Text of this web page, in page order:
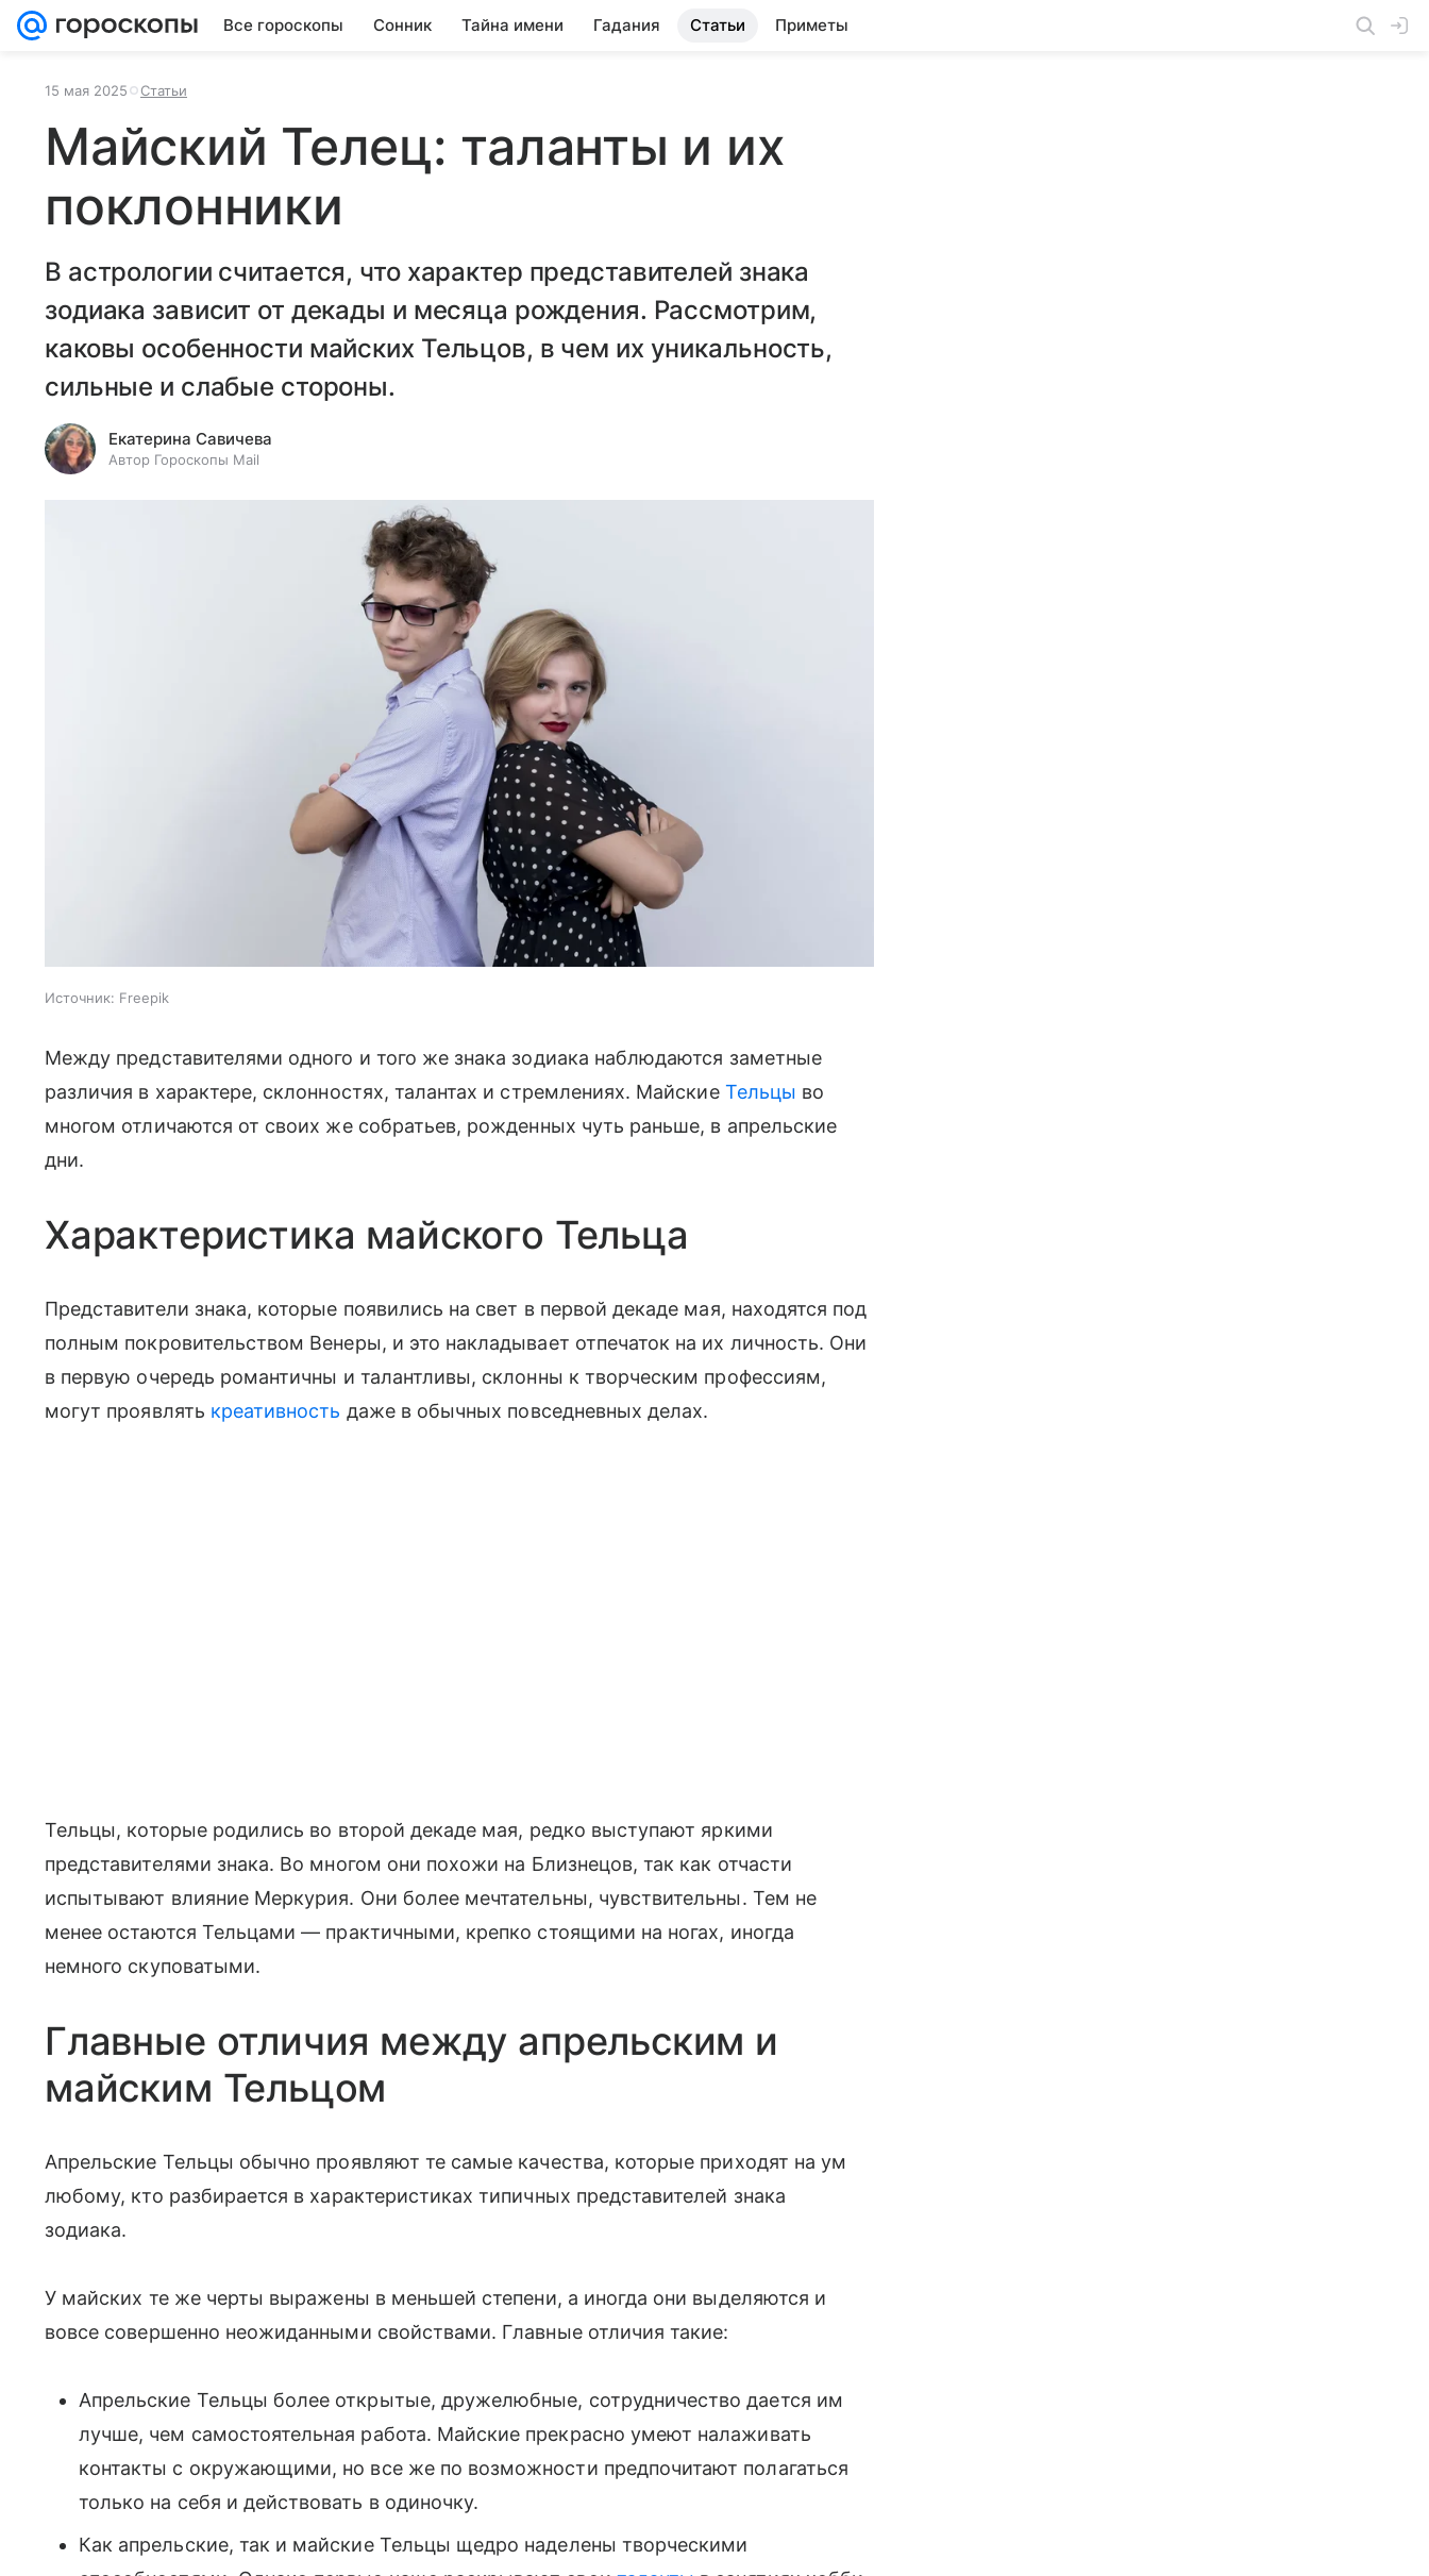
Все гороскопы Сонник Тайна имени Гадания Статьи Приметы
15 мая 2025 Статьи
Майский Телец: таланты и их
поклонники
В астрологии считается, что характер представителей знака
зодиака зависит от декады и месяца рождения. Рассмотрим,
каковы особенности майских Тельцов, в чем их уникальность,
сильные и слабые стороны.
Екатерина Савичева
Автор Гороскопы Mail
Источник: Freepik
Между представителями одного и того же знака зодиака наблюдаются заметные
различия в характере, склонностях, талантах и стремлениях. Майские Тельцы во
многом отличаются от своих же собратьев, рожденных чуть раньше, в апрельские
дни.
Характеристика майского Тельца
Представители знака, которые появились на свет в первой декаде мая, находятся под
полным покровительством Венеры, и это накладывает отпечаток на их личность. Они
в первую очередь романтичны и талантливы, склонны к творческим профессиям,
могут проявлять креативность даже в обычных повседневных делах.
Тельцы, которые родились во второй декаде мая, редко выступают яркими
представителями знака. Во многом они похожи на Близнецов, так как отчасти
испытывают влияние Меркурия. Они более мечтательны, чувствительны. Тем не
менее остаются Тельцами — практичными, крепко стоящими на ногах, иногда
немного скуповатыми.
Главные отличия между апрельским и
майским Тельцом
Апрельские Тельцы обычно проявляют те самые качества, которые приходят на ум
любому, кто разбирается в характеристиках типичных представителей знака
зодиака.
У майских те же черты выражены в меньшей степени, а иногда они выделяются и
вовсе совершенно неожиданными свойствами. Главные отличия такие:
Апрельские Тельцы более открытые, дружелюбные, сотрудничество дается им
лучше, чем самостоятельная работа. Майские прекрасно умеют налаживать
контакты с окружающими, но все же по возможности предпочитают полагаться
только на себя и действовать в одиночку.
Как апрельские, так и майские Тельцы щедро наделены творческими